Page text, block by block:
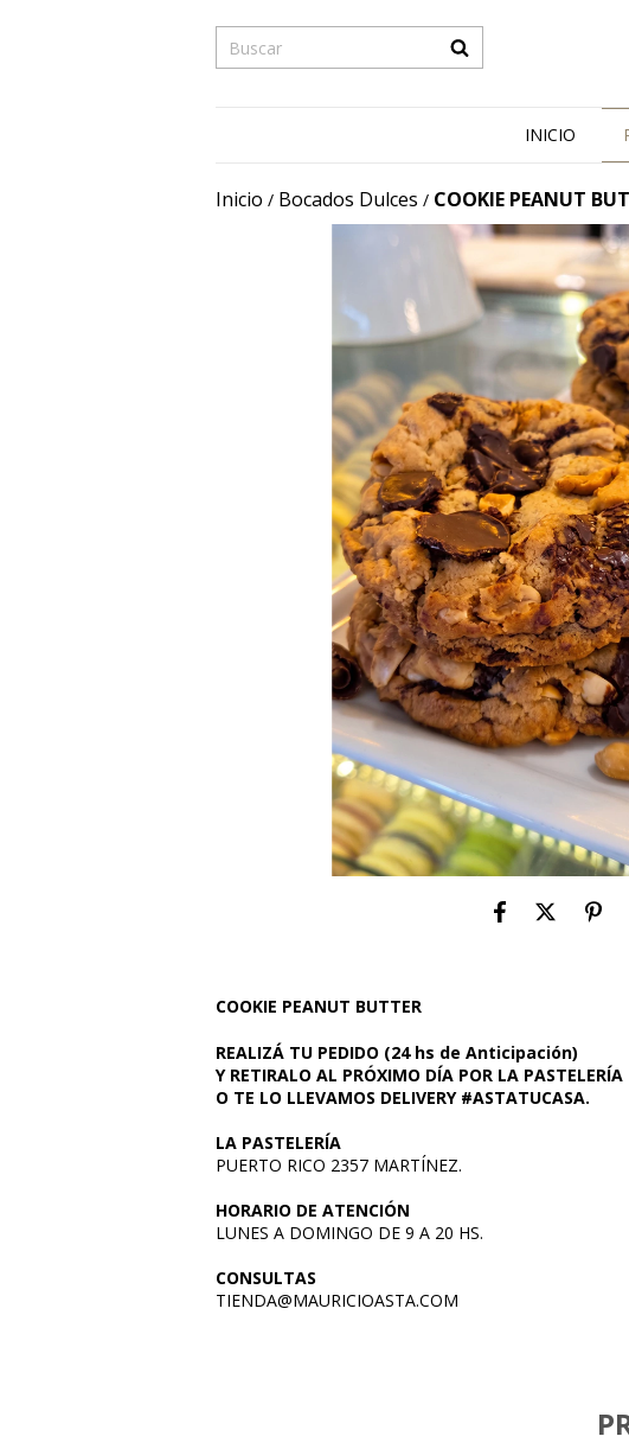
INICIO
Inicio / Bocados Dulces / COOKIE PEANUT
COOKIE PEANUT BUTTER
REALIZÁ TU PEDIDO (24 hs de Anticipación)
Y RETIRALO AL PRÓXIMO DÍA POR LA PASTELERÍA
O TE LO LLEVAMOS DELIVERY #ASTATUCASA.
LA PASTELERÍA
PUERTO RICO 2357 MARTÍNEZ.
HORARIO DE ATENCIÓN
LUNES A DOMINGO DE 9 A 20 HS.
CONSULTAS
TIENDA@MAURICIOASTA.COM